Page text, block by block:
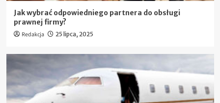
Jak wybrać odpowiedniego partnera do obsługi
prawnej firmy?
Redakcja 25 lipca, 2025